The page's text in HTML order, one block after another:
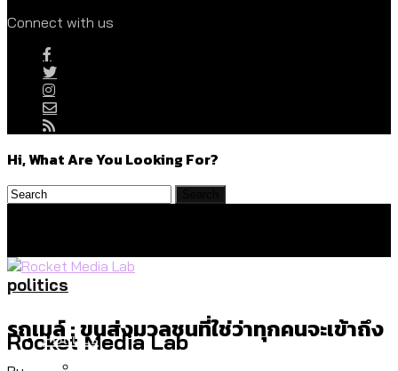
Connect with us
Hi, What Are You Looking For?
Rocket Media Lab
Politics
politics
รถเมล์ : ขนส่งมวลชนที่ใช่ว่าทุกคนจะเข้าถึง